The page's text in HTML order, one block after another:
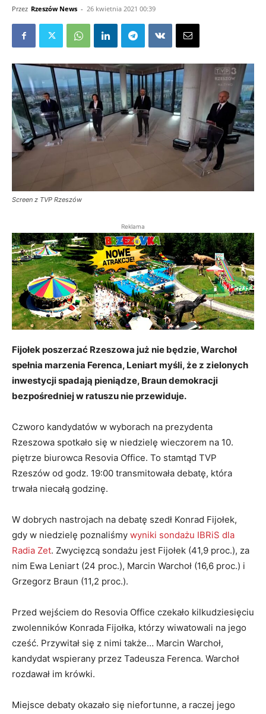
Przez Rzeszów News - 26 kwietnia 2021 00:39
Screen z TVP Rzeszów
Reklama
Fijołek poszerzać Rzeszowa już nie będzie, Warchoł
spełnia marzenia Ferenca, Leniart myśli, że z zielonych
inwestycji spadają pieniądze, Braun demokracji
bezpośredniej w ratuszu nie przewiduje.
Czworo kandydatów w wyborach na prezydenta
Rzeszowa spotkało się w niedzielę wieczorem na 10.
piętrze biurowca Resovia Office. To stamtąd TVP
Rzeszów od godz. 19:00 transmitowała debatę, która
trwała niecałą godzinę.
W dobrych nastrojach na debatę szedł Konrad Fijołek,
gdy w niedzielę poznaliśmy wyniki sondażu IBRiS dla
Radia Zet. Zwycięzcą sondażu jest Fijołek (41,9 proc.), za
nim Ewa Leniart (24 proc.), Marcin Warchoł (16,6 proc.) i
Grzegorz Braun (11,2 proc.).
Przed wejściem do Resovia Office czekało kilkudziesięciu
zwolenników Konrada Fijołka, którzy wiwatowali na jego
cześć. Przywitał się z nimi także… Marcin Warchoł,
kandydat wspierany przez Tadeusza Ferenca. Warchoł
rozdawał im krówki.
Miejsce debaty okazało się niefortunne, a raczej jego